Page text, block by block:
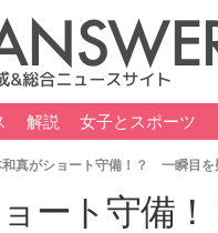
解説 女子とスポーツ
和真がショート守備！？ 一瞬目
ョート守備